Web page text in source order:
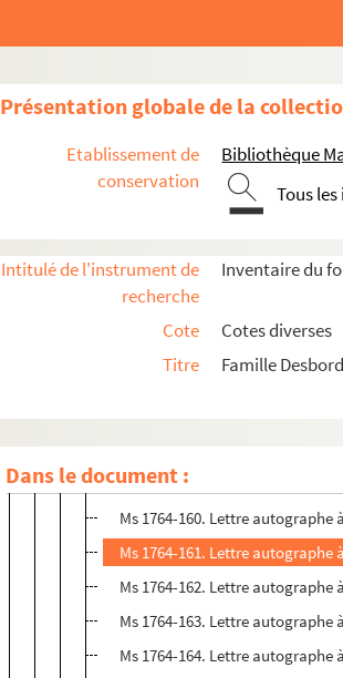
Présentation globale de la
Etablissement de
conservation
Bibliothèque
Tous
Intitulé de l'instrument de
recherche
Inventaire du
Cote
Cotes diverses
Titre
Famille
Dans le document :
Ms 1764-148. Lettre autographe
Ms 1764-150. Lettre autographe
Ms 1764-151. Lettre
Ms 1764-153. Lettre autographe
Ms 1764-159. Lettre autographe
Ms 1764-160. Lettre autographe
Ms 1764-161. Lettre autographe
Ms 1764-162. Lettre autographe
Ms 1764-163. Lettre autographe
Ms 1764-164. Lettre autographe